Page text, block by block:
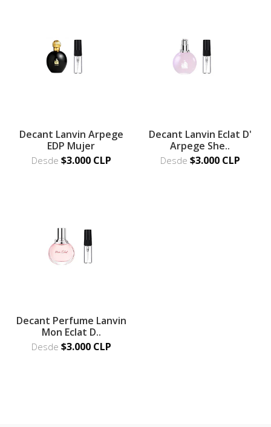
Decant Lanvin Arpege
EDP Mujer
Desde $3.000 CLP
Decant Lanvin Eclat D'
Arpege She..
Desde $3.000 CLP
Decant Perfume Lanvin
Mon Eclat D..
Desde $3.000 CLP